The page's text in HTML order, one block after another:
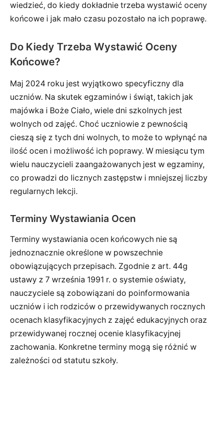
wiedzieć, do kiedy dokładnie trzeba wystawić oceny
końcowe i jak mało czasu pozostało na ich poprawę.
Do Kiedy Trzeba Wystawić Oceny
Końcowe?
Maj 2024 roku jest wyjątkowo specyficzny dla
uczniów. Na skutek egzaminów i świąt, takich jak
majówka i Boże Ciało, wiele dni szkolnych jest
wolnych od zajęć. Choć uczniowie z pewnością
cieszą się z tych dni wolnych, to może to wpłynąć na
ilość ocen i możliwość ich poprawy. W miesiącu tym
wielu nauczycieli zaangażowanych jest w egzaminy,
co prowadzi do licznych zastępstw i mniejszej liczby
regularnych lekcji.
Terminy Wystawiania Ocen
Terminy wystawiania ocen końcowych nie są
jednoznacznie określone w powszechnie
obowiązujących przepisach. Zgodnie z art. 44g
ustawy z 7 września 1991 r. o systemie oświaty,
nauczyciele są zobowiązani do poinformowania
uczniów i ich rodziców o przewidywanych rocznych
ocenach klasyfikacyjnych z zajęć edukacyjnych oraz
przewidywanej rocznej ocenie klasyfikacyjnej
zachowania. Konkretne terminy mogą się różnić w
zależności od statutu szkoły.